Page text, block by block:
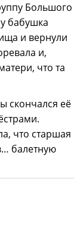
Большого
бабушка
и вернули
и,
что та
скончался её
что старшая
балетную